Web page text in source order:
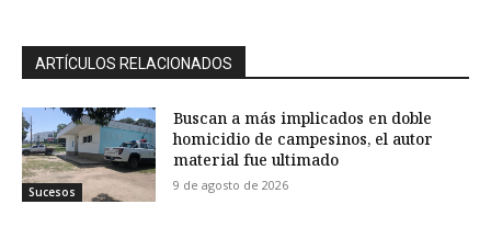
ARTÍCULOS RELACIONADOS
Sucesos
Buscan a más implicados en doble
homicidio de campesinos, el autor
material fue ultimado
9 de agosto de 2026